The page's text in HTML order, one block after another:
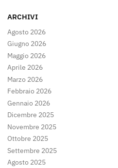
ARCHIVI
Agosto 2026
Giugno 2026
Maggio 2026
Aprile 2026
Marzo 2026
Febbraio 2026
Gennaio 2026
Dicembre 2025
Novembre 2025
Ottobre 2025
Settembre 2025
Agosto 2025